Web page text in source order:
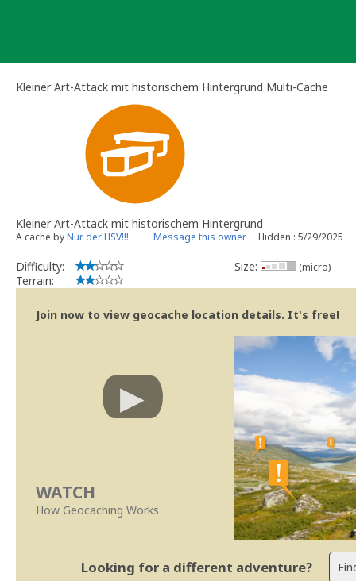
Kleiner Art-Attack mit historischem Hintergrund Multi-Cache
Kleiner Art-Attack mit historischem Hintergrund
A cache byNur der HSV!!! Message this owner Hidden : 5/29/2025
Difficulty:
Terrain:
Size: (micro)
Join now to view geocache location details. It's free!
WATCH
How Geocaching Works
Looking for a different adventure?